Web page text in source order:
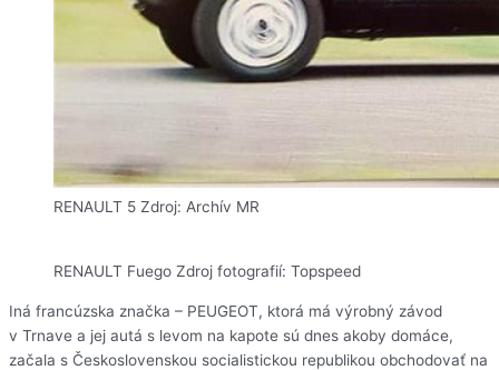
RENAULT 5 Zdroj: Archív MR
RENAULT Fuego Zdroj fotografií: Topspeed
Iná francúzska značka – PEUGEOT, ktorá má výrobný závod
v Trnave a jej autá s levom na kapote sú dnes akoby domáce,
začala s Československou socialistickou republikou obchodovať na